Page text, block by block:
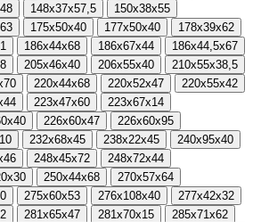
148x37x57,5
150x38x55
175x50x40 177x50x40
178x39x62
186x44x68 186x67x44
186x44,5x67
205x46x40 206x55x40
210x55x38,5
220x44x68 220x52x47
220x55x42
223x47x60
223x67x14
226x60x47
226x60x95
232x68x45 238x22x45
240x95x40
248x45x72
248x72x44
250x44x68
270x57x64
275x60x53 276x108x40
277x42x32
281x65x47 281x70x15
285x71x62